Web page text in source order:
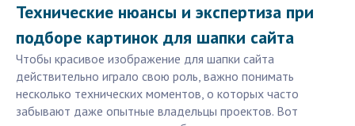
Технические нюансы и экспертиза при
подборе картинок для шапки сайта
Чтобы красивое изображение для шапки сайта
действительно играло свою роль, важно понимать
несколько технических моментов, о которых часто
забывают даже опытные владельцы проектов. Вот